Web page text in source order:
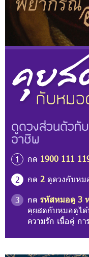
ดูดวงส่วนตัวกั
อาชีพ
1 กด 1900 111
2
กด 2 ดูดวงกับหม
3
กด รหัสหมอดู 3
คุยสดกับหมอดูได้
ความรัก เนื้อคู่ ก